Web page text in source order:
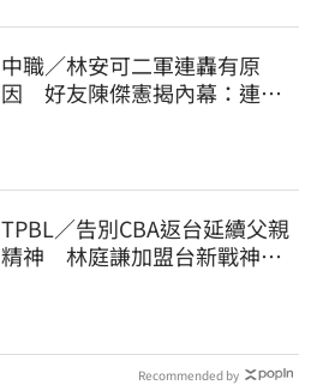
中職／林安可二軍連轟有原
因 好友陳傑憲揭內幕：連天
TPBL／告別CBA返台延續父親
精神 林庭謙加盟台新戰神！
Recommended by